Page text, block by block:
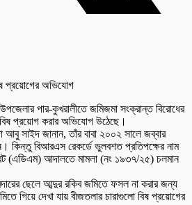
পার-কুখরালীতে জমিজমা সংক্রান্ত বিরোধের
বিষ প্রয়োগ করার অভিযোগ উঠেছে।
আবু সাইদ জানান, তাঁর বাবা ২০০২ সালে জব্বার
কিন্তু বিআরএস রেকর্ডে ভুলবশত প্রতিপক্ষের নাম
(এডিএম) আদালতে মামলা (নং ১৯৩৭/২৫) চলমান
ছেলে আব্দুর রকিব জমিতে ফসল না করার জন্য
গিয়ে দেখা যায় বীজতলার চারাগুলো বিষ প্রয়োগের